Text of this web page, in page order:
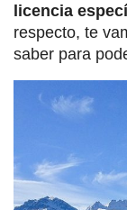
licencia
respecto, te
saber para